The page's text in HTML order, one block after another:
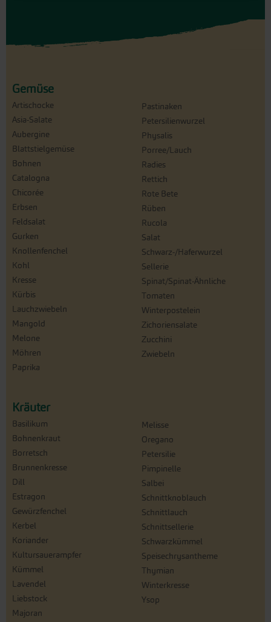
Gemüse
Artischocke
Asia-Salate
Aubergine
Blattstielgemüse
Bohnen
Catalogna
Chicorée
Erbsen
Feldsalat
Gurken
Knollenfenchel
Kohl
Kresse
Kürbis
Lauchzwiebeln
Mangold
Melone
Möhren
Paprika
Pastinaken
Petersilienwurzel
Physalis
Porree/Lauch
Radies
Rettich
Rote Bete
Rüben
Rucola
Salat
Schwarz-/Haferwurzel
Sellerie
Spinat/Spinat-Ähnliche
Tomaten
Winterpostelein
Zichoriensalate
Zucchini
Zwiebeln
Kräuter
Basilikum
Bohnenkraut
Borretsch
Brunnenkresse
Dill
Estragon
Gewürzfenchel
Kerbel
Koriander
Kultursauerampfer
Kümmel
Lavendel
Liebstock
Majoran
Melisse
Oregano
Petersilie
Pimpinelle
Salbei
Schnittknoblauch
Schnittlauch
Schnittsellerie
Schwarzkümmel
Speisechrysantheme
Thymian
Winterkresse
Ysop